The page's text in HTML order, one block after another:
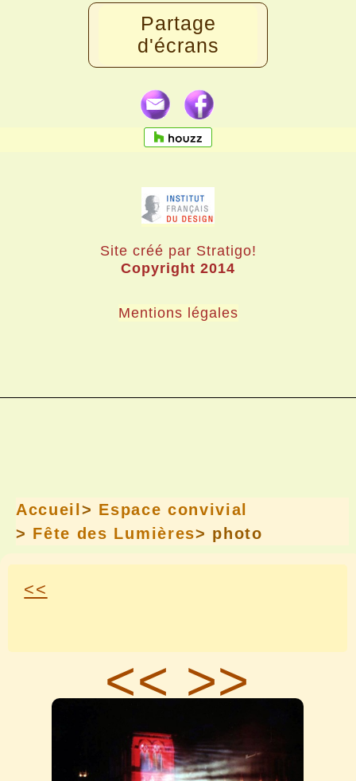
Partage
d'écrans
Site créé par Stratigo!
Copyright 2014
Mentions légales
Accueil > Espace convivial
> Fête des Lumières> photo
<<
<< >>